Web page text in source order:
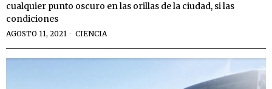
cualquier punto oscuro en las orillas de la ciudad, si las
condiciones
AGOSTO 11, 2021 CIENCIA